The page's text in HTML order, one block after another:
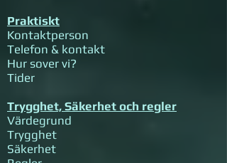
Praktiskt
Kontaktperson​
Telefon & kontakt
Hur sover vi?
Tider ​
Trygghet, Säkerhet och regler
Värdegrund
Trygghet
Säkerhet